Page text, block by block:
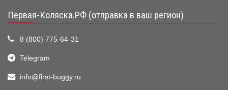
Первая-Коляска.РФ (отправка в ваш регион)
8 (800) 775-64-31
Telegram
info@first-buggy.ru